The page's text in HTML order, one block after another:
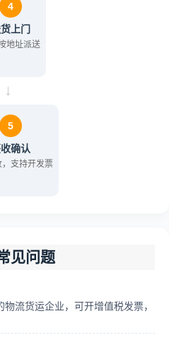
4
上门
地址派送
→
5
确认
，支持开发票
见问题
流货运企业，可开增值税发票，